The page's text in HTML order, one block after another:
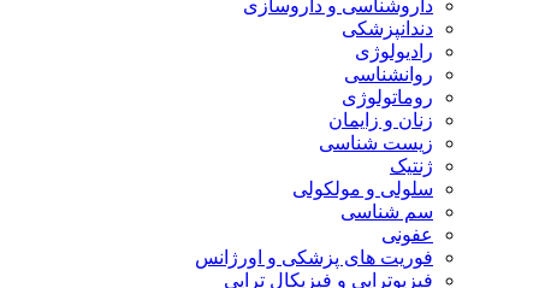
داروشناسی و داروسازی
دندانپزشکی
رادیولوژی
روانشناسی
روماتولوژی
زنان و زایمان
زیست شناسی
ژنتیک
سلولی و مولکولی
سم شناسی
عفونی
فوریت های پزشکی و اورژانس
فیزیوتراپی و فیزیکال تراپی